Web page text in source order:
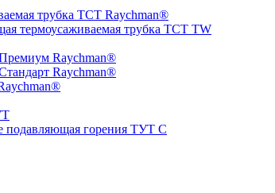
трубка ТCT Raychman®
термоусаживаемая трубка ТCT TW
Raychman®
Raychman®
подавляющая горения ТУТ С